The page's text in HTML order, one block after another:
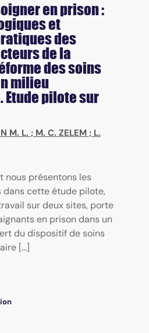
en prison :
et
des
de la
des soins
milieu
pilote sur
M. L. ; M. C. ZELEM ; L.
nous présentons les
dans cette étude pilote,
sur deux sites, porte
en prison dans un
du dispositif de soins
[...]